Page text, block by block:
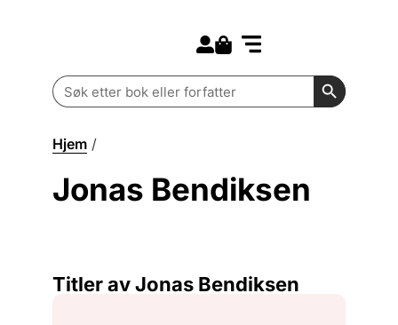
Search
for:
Search
Hjem /
Jonas Bendiksen
Titler av Jonas Bendiksen